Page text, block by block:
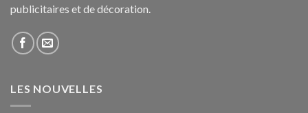
publicitaires et de décoration.
LES NOUVELLES